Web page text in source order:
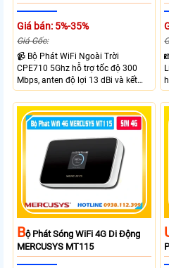
Giá bán: 5%-35%
Giá Gốc:
📹 Bộ Phát WiFi Ngoài Trời
CPE710 5Ghz hỗ trợ tốc độ 300
Mbps, anten độ lợi 13 dBi và kết
nối đường dài trên 10 km trong
điều kiện phù hợp. Trang bị cổng
Ethernet Shielded 10/100 Mbps, hỗ
trợ PoE Passive, MAXtream TDMA,
quản lý tập trung và phân tích
quang phổ. Chuẩn IPX5 giúp tăng
khả năng chống chịu thời tiết.
BỘ Phát Sóng WiFi 4G Di Động
MERCUSYS MT115